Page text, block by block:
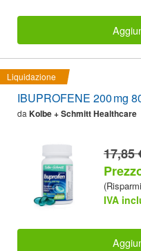
Liquidazione
IBUPROFENE 200 mg
da Kolbe + Schmitt Healthcare
17,85
IVA